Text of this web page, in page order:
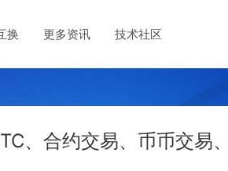
换 更多资讯 技术社区
、合约交易、币币交易、